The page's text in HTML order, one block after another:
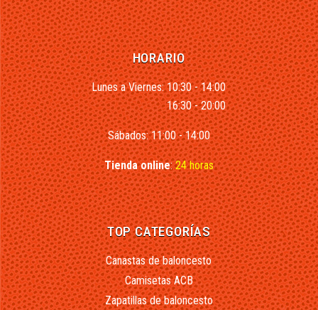
HORARIO
Lunes a Viernes: 10:30 - 14:00
16:30 - 20:00
Sábados: 11:00 - 14:00
Tienda online:24 horas
TOP CATEGORÍAS
Canastas de baloncesto
Camisetas ACB
Zapatillas de baloncesto